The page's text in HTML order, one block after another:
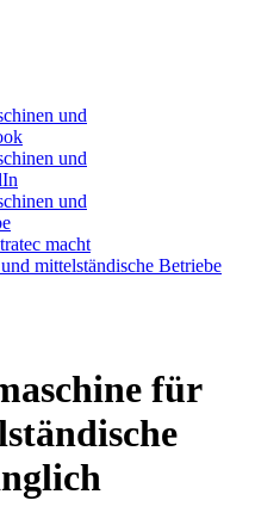
macht
mittelständische Betriebe
für